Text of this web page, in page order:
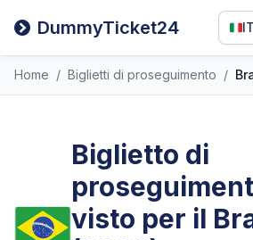
DummyTicket24 IT
Home / Biglietti di proseguimento /
Biglietto di
visto per il